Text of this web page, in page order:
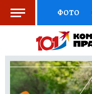
ФОТО
ВЫБОР